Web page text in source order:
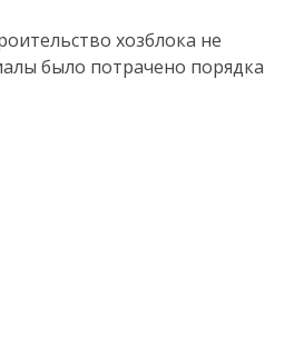
хозблока не
было потрачено порядка